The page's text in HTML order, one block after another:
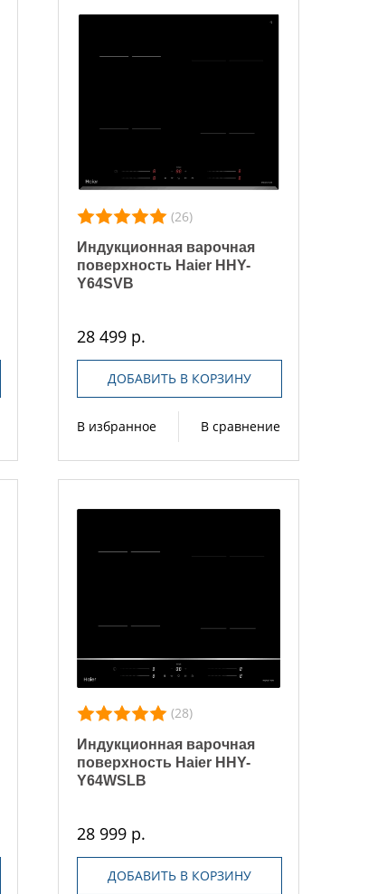
(26)
Индукционная варочная
поверхность Haier HHY-
Y64SVB
28 499 р.
ДОБАВИТЬ В КОРЗИНУ
В избранное В сравнение
(28)
Индукционная варочная
поверхность Haier HHY-
Y64WSLB
28 999 р.
ДОБАВИТЬ В КОРЗИНУ